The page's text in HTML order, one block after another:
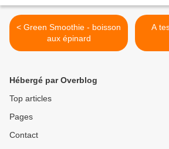
< Green Smoothie - boisson
aux épinard
A
Hébergé par Overblog
Top articles
Pages
Contact